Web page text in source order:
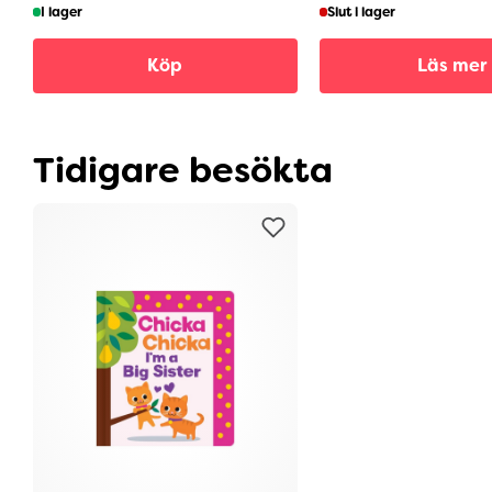
I lager
Köp
Slut i lager
Läs mer
Tidigare besökta